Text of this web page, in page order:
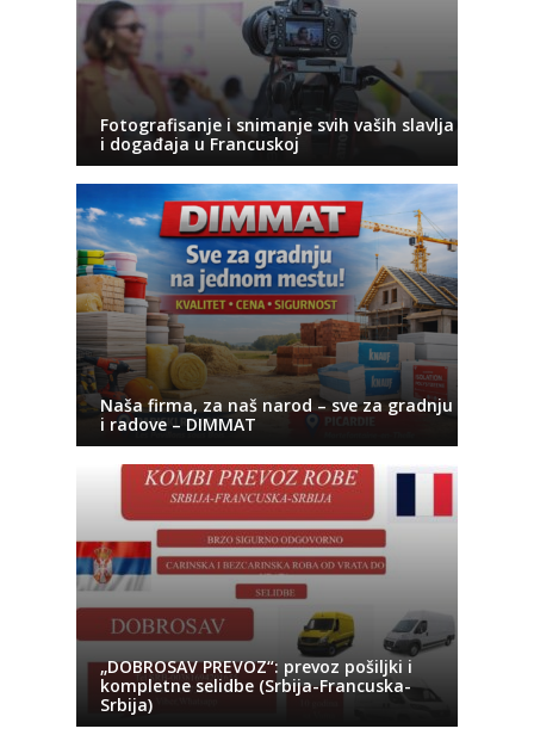
Fotografisanje i snimanje svih vaših slavlja
i događaja u Francuskoj
Naša firma, za naš narod – sve za gradnju
i radove – DIMMAT
„DOBROSAV PREVOZ“: prevoz pošiljki i
kompletne selidbe (Srbija-Francuska-
Srbija)